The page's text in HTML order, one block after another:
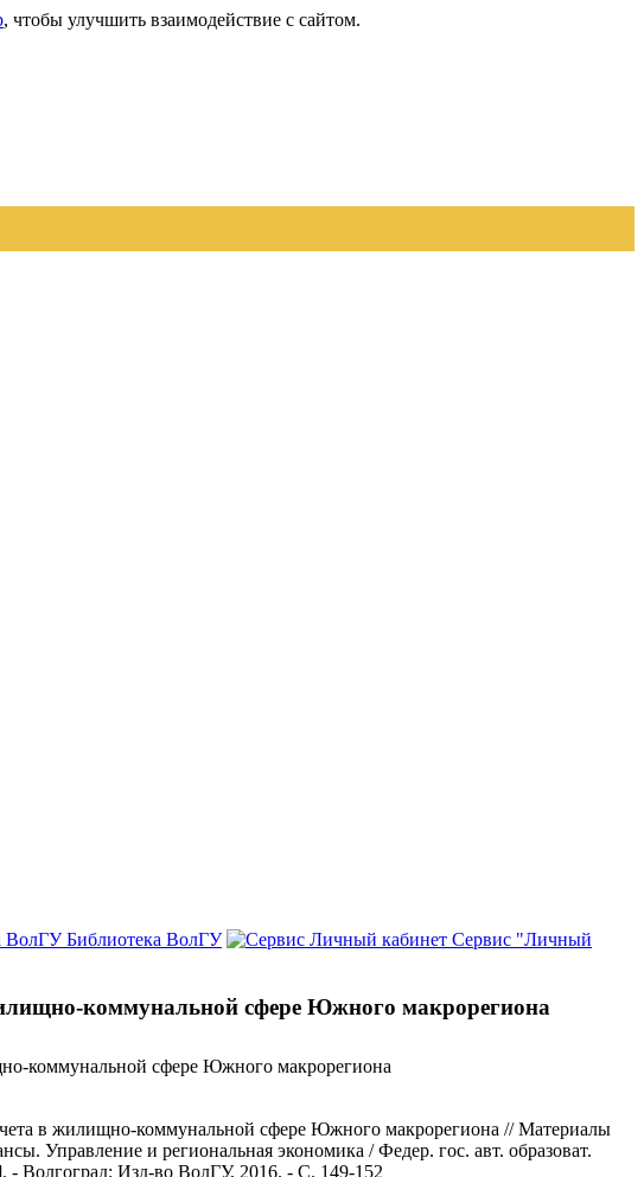
, чтобы улучшить взаимодействие с сайтом.
Библиотека ВолГУ
Сервис "Личный
коммунальной сфере Южного макрорегиона
коммунальной сфере Южного макрорегиона
в жилищно-коммунальной сфере Южного макрорегиона // Материалы
Управление и региональная экономика / Федер. гос. авт. образоват.
- Волгоград: Изд-во ВолГУ, 2016. - С. 149-152